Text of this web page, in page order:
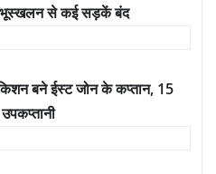
भूस्खलन से कई सड़कें बंद
बने ईस्ट जोन के कप्तान, 15